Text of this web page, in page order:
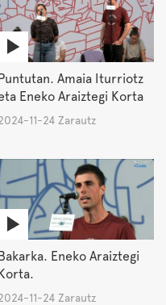
Amaia Iturriotz
Eneko Araiztegi Korta
11-24 Zarautz
Eneko Araiztegi
11-24 Zarautz